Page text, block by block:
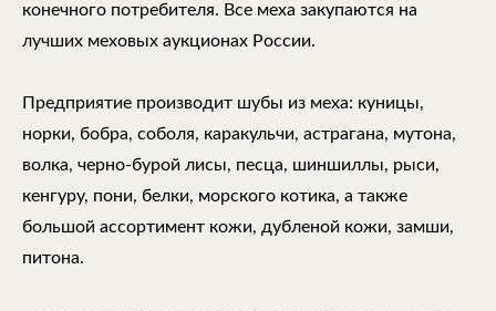
конечного потребителя. Все меха закупаются на
лучших меховых аукционах России.
Предприятие производит шубы из меха: куницы,
норки, бобра, соболя, каракульчи, астрагана, мутона,
волка, черно-бурой лисы, песца, шиншиллы, рыси,
кенгуру, пони, белки, морского котика, а также
большой ассортимент кожи, дубленой кожи, замши,
питона.